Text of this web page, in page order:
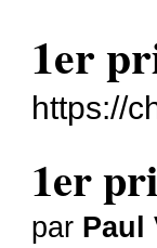
1er
https://
1er
par Paul